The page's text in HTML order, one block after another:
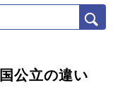
公立の違い